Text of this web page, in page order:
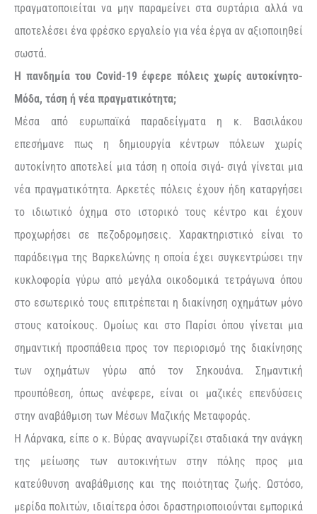
πραγματοποιείται να μην παραμείνει στα συρτάρια αλλά να
αποτελέσει ένα φρέσκο εργαλείο για νέα έργα αν αξιοποιηθεί
σωστά.
Η πανδημία του Covid-19 έφερε πόλεις χωρίς αυτοκίνητο-
Μόδα, τάση ή νέα πραγματικότητα;
Μέσα από ευρωπαϊκά παραδείγματα η κ. Βασιλάκου
επεσήμανε πως η δημιουργία κέντρων πόλεων χωρίς
αυτοκίνητο αποτελεί μια τάση η οποία σιγά- σιγά γίνεται μια
νέα πραγματικότητα. Αρκετές πόλεις έχουν ήδη καταργήσει
το ιδιωτικό όχημα στο ιστορικό τους κέντρο και έχουν
προχωρήσει σε πεζοδρομησεις. Χαρακτηριστικό είναι το
παράδειγμα της Βαρκελώνης η οποία έχει συγκεντρώσει την
κυκλοφορία γύρω από μεγάλα οικοδομικά τετράγωνα όπου
στο εσωτερικό τους επιτρέπεται η διακίνηση οχημάτων μόνο
στους κατοίκους. Ομοίως και στο Παρίσι όπου γίνεται μια
σημαντική προσπάθεια προς τον περιορισμό της διακίνησης
των οχημάτων γύρω από τον Σηκουάνα. Σημαντική
προυπόθεση, όπως ανέφερε, είναι οι μαζικές επενδύσεις
στην αναβάθμιση των Μέσων Μαζικής Μεταφοράς.
Η Λάρνακα, είπε ο κ. Βύρας αναγνωρίζει σταδιακά την ανάγκη
της μείωσης των αυτοκινήτων στην πόλης προς μια
κατεύθυνση αναβάθμισης και της ποιότητας ζωής. Ωστόσο,
μερίδα πολιτών, ιδιαίτερα όσοι δραστηριοποιούνται εμπορικά